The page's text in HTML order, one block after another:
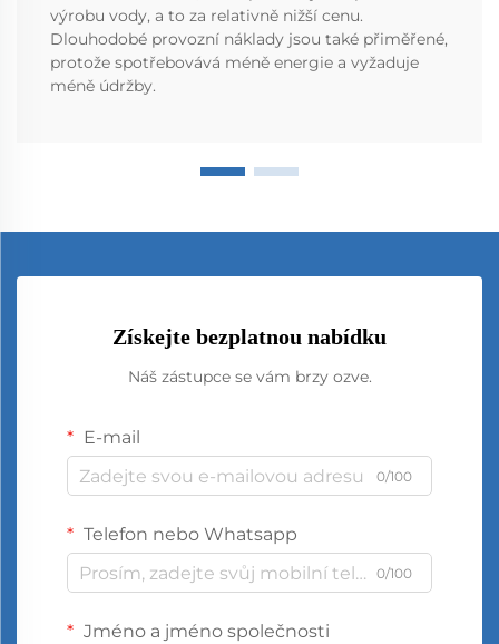
výrobu vody, a to za relativně nižší cenu.
Dlouhodobé provozní náklady jsou také přiměřené,
protože spotřebovává méně energie a vyžaduje
méně údržby.
Získejte bezplatnou nabídku
Náš zástupce se vám brzy ozve.
E-mail
0/100
Telefon nebo Whatsapp
0/100
Jméno a jméno společnosti